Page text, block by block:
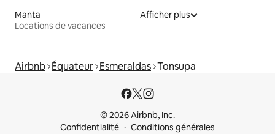
Manta
Locations de vacances
Afficher plus
Airbnb Équateur Esmeraldas Tonsupa
© 2026 Airbnb, Inc.
Confidentialité
Conditions générales